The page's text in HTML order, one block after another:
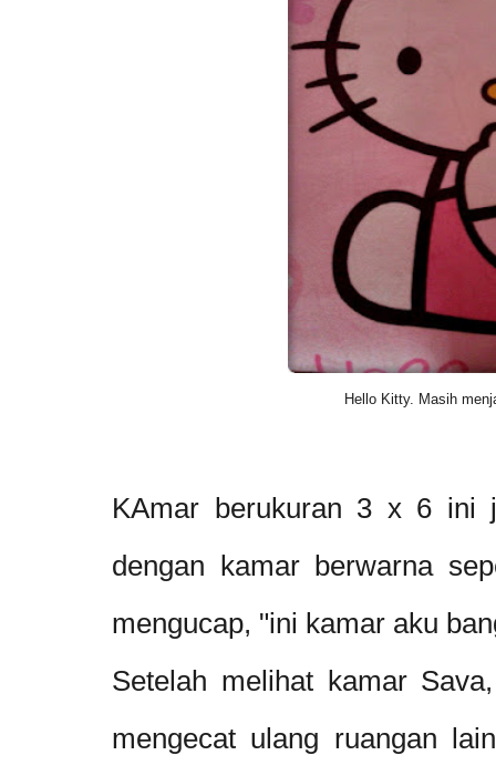
Hello Kitty. Masih
KAmar berukuran 3 x 6 ini
dengan kamar berwarna
mengucap, "ini kamar aku
Setelah melihat kamar
mengecat ulang ruangan